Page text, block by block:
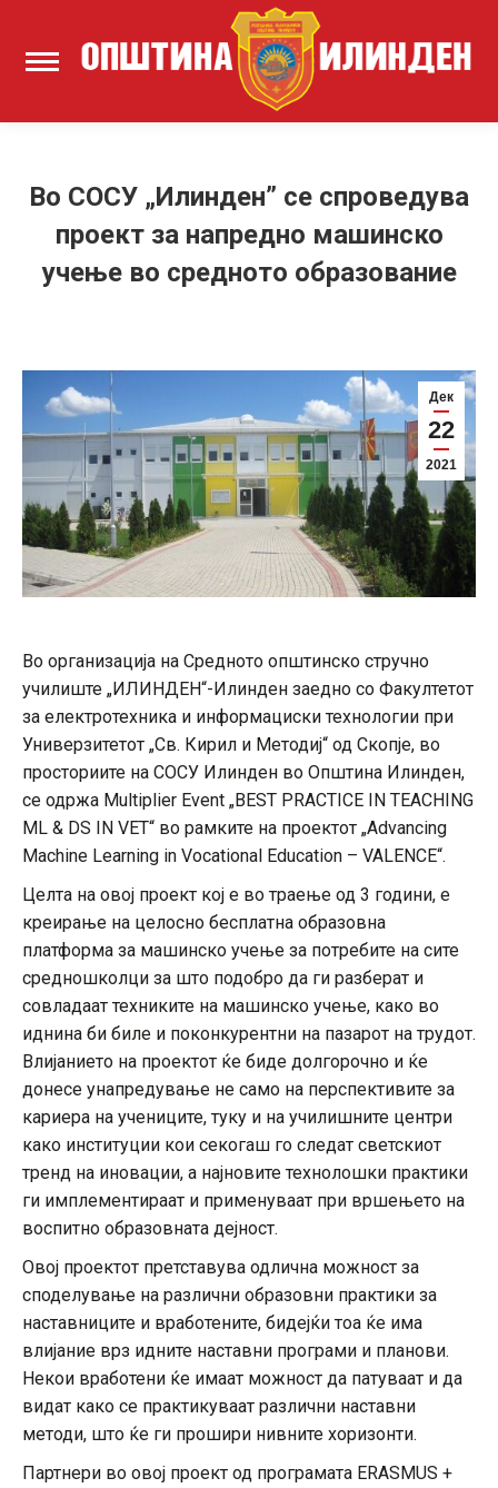
Во СОСУ „Илинден” се спроведува
проект за напредно машинско
учење во средното образование
Дек
22
2021
Во организација на Средното општинско стручно
училиште „ИЛИНДЕН“-Илинден заедно со Факултетот
за електротехника и информациски технологии при
Универзитетот „Св. Кирил и Методиј“ од Скопје, во
просториите на СОСУ Илинден во Општина Илинден,
се одржа Multiplier Event „BEST PRACTICE IN TEACHING
ML & DS IN VET“ во рамките на проектот „Advancing
Machine Learning in Vocational Education – VALENCE“.
Целта на овој проект кој е во траење од 3 години, е
креирање на целосно бесплатна образовна
платформа за машинско учење за потребите на сите
средношколци за што подобро да ги разберат и
совладаат техниките на машинско учење, како во
иднина би биле и поконкурентни на пазарот на трудот.
Влијанието на проектот ќе биде долгорочно и ќе
донесе унапредување не само на перспективите за
кариера на учениците, туку и на училишните центри
како институции кои секогаш го следат светскиот
тренд на иновации, а најновите технолошки практики
ги имплементираат и применуваат при вршењето на
воспитно образовната дејност.
Овој проектот претставува одлична можност за
споделување на различни образовни практики за
наставниците и вработените, бидејќи тоа ќе има
влијание врз идните наставни програми и планови.
Некои вработени ќе имаат можност да патуваат и да
видат како се практикуваат различни наставни
методи, што ќе ги прошири нивните хоризонти.
Партнери во овој проект од програмата ERASMUS +